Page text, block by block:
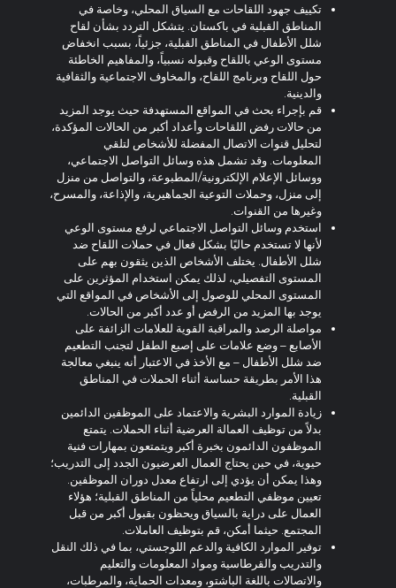
تكييف جهود اللقاحات مع السياق المحلي، وخاصة في
المناطق القبلية في باكستان. يتشكل التردد بشأن لقاح
شلل الأطفال في المناطق القبلية، جزئياً، بسبب انخفاض
مستوى الوعي باللقاح وقبوله نسبياً، والمفاهيم الخاطئة
حول اللقاح وبرنامج اللقاح، والمخاوف الاجتماعية والثقافية
والدينية.
قم بإجراء بحث في المواقع المستهدفة حيث يوجد المزيد
من حالات رفض اللقاحات وأعداد أكبر من الحالات المؤكدة،
لتحليل قنوات الاتصال المفضلة للأشخاص لتلقي
المعلومات. وقد تشمل هذه وسائل التواصل الاجتماعي،
ووسائل الإعلام الإلكترونية/المطبوعة، والتواصل من منزل
إلى منزل، وحملات التوعية الجماهيرية، والإذاعة، والمسرح،
وغيرها من القنوات.
استخدم وسائل التواصل الاجتماعي لرفع مستوى الوعي
لأنها لا تستخدم حاليًا بشكل فعال في حملات اللقاح ضد
شلل الأطفال. يختلف الأشخاص الذين يثقون بهم على
المستوى التفصيلي، لذلك يمكن استخدام المؤثرين على
المستوى المحلي للوصول إلى الأشخاص في المواقع التي
يوجد بها المزيد من الرفض أو عدد أكبر من الحالات.
مواصلة الرصد والمراقبة القوية للعلامات الزائفة على
الأصابع – وضع علامات على إصبع الطفل لتجنب التطعيم
ضد شلل الأطفال – مع الأخذ في الاعتبار أنه ينبغي معالجة
هذا الأمر بطريقة حساسة أثناء الحملات في المناطق
القبلية.
زيادة الموارد البشرية والاعتماد على الموظفين الدائمين
بدلاً من توظيف العمالة العرضية أثناء الحملات. يتمتع
الموظفون الدائمون بخبرة أكبر ويتمتعون بمهارات فنية
حيوية، في حين يحتاج العمال العرضيون الجدد إلى التدريب؛
وهذا يمكن أن يؤدي إلى ارتفاع معدل دوران الموظفين.
تعيين موظفي التطعيم محلياً من المناطق القبلية؛ هؤلاء
العمال على دراية بالسياق ويحظون بقبول أكبر من قبل
المجتمع. حيثما أمكن، قم بتوظيف العاملات.
توفير الموارد الكافية والدعم اللوجستي، بما في ذلك النقل
والتدريب والقرطاسية ومواد المعلومات والتعليم
والاتصالات باللغة الباشتو، ومعدات الحماية، والمرطبات،